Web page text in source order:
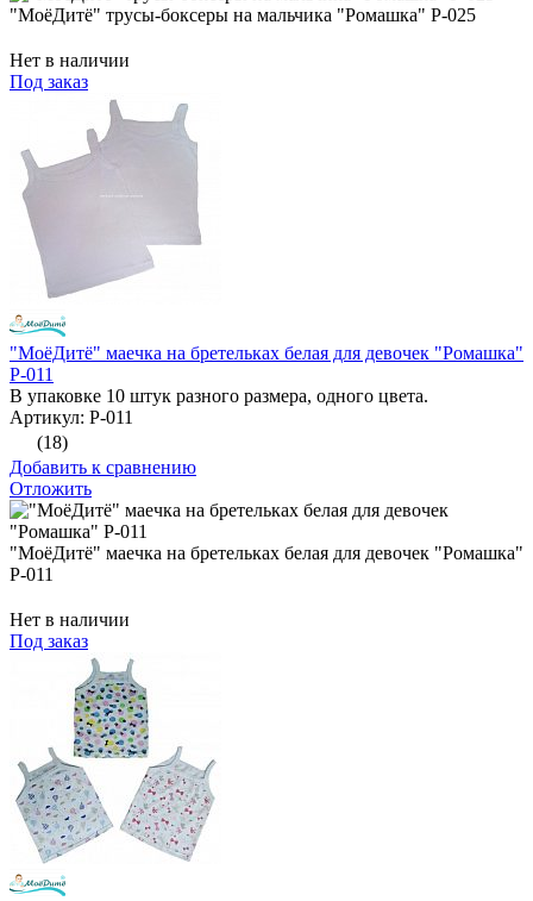
"МоёДитё" трусы-боксеры на мальчика "Ромашка" Р-025
Нет в наличии
Под заказ
"МоёДитё" маечка на бретельках белая для девочек "Ромашка"
Р-011
В упаковке 10 штук разного размера, одного цвета.
Артикул: Р-011
(18)
Добавить к сравнению
Отложить
"МоёДитё" маечка на бретельках белая для девочек "Ромашка"
Р-011
Нет в наличии
Под заказ